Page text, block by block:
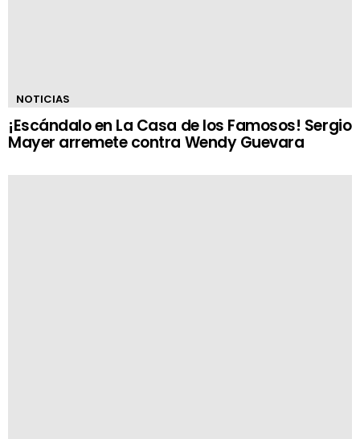
NOTICIAS
¡Escándalo en La Casa de los Famosos! Sergio
Mayer arremete contra Wendy Guevara